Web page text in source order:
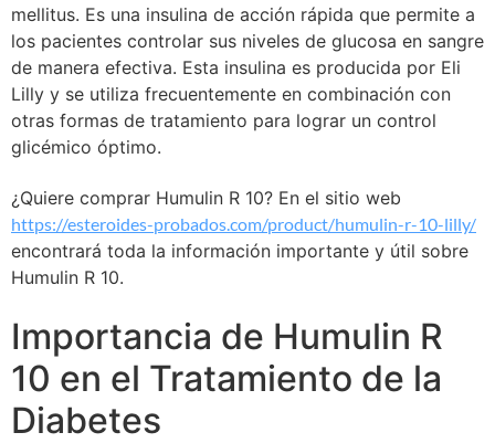
mellitus. Es una insulina de acción rápida que permite a
los pacientes controlar sus niveles de glucosa en sangre
de manera efectiva. Esta insulina es producida por Eli
Lilly y se utiliza frecuentemente en combinación con
otras formas de tratamiento para lograr un control
glicémico óptimo.
¿Quiere comprar Humulin R 10? En el sitio web
https://esteroides-probados.com/product/humulin-r-10-lilly/
encontrará toda la información importante y útil sobre
Humulin R 10.
Importancia de Humulin R
10 en el Tratamiento de la
Diabetes